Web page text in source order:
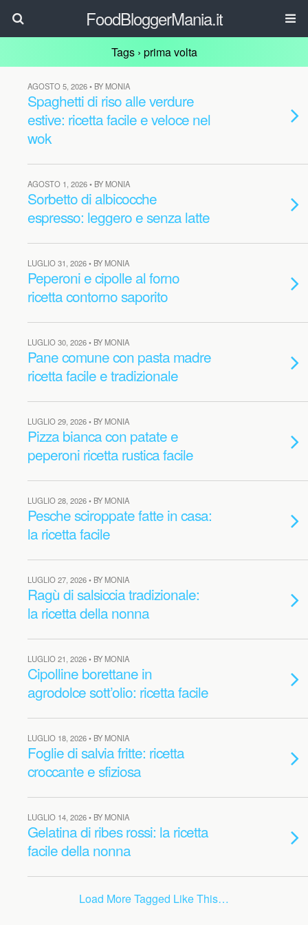
FoodBloggerMania.it
Tags › prima volta
AGOSTO 5, 2026 • BY MONIA
Spaghetti di riso alle verdure
estive: ricetta facile e veloce nel
wok
AGOSTO 1, 2026 • BY MONIA
Sorbetto di albicocche
espresso: leggero e senza latte
LUGLIO 31, 2026 • BY MONIA
Peperoni e cipolle al forno
ricetta contorno saporito
LUGLIO 30, 2026 • BY MONIA
Pane comune con pasta madre
ricetta facile e tradizionale
LUGLIO 29, 2026 • BY MONIA
Pizza bianca con patate e
peperoni ricetta rustica facile
LUGLIO 28, 2026 • BY MONIA
Pesche sciroppate fatte in casa:
la ricetta facile
LUGLIO 27, 2026 • BY MONIA
Ragù di salsiccia tradizionale:
la ricetta della nonna
LUGLIO 21, 2026 • BY MONIA
Cipolline borettane in
agrodolce sott’olio: ricetta facile
LUGLIO 18, 2026 • BY MONIA
Foglie di salvia fritte: ricetta
croccante e sfiziosa
LUGLIO 14, 2026 • BY MONIA
​Gelatina di ribes rossi: la ricetta
facile della nonna
Load More Tagged Like This…